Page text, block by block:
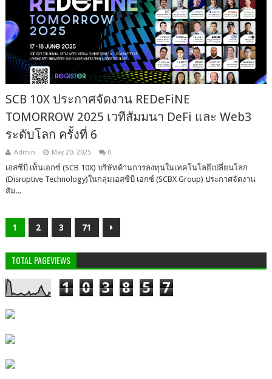
SCB 10X ประกาศจัดงาน REDeFiNE
TOMORROW 2025 เวทีสัมมนา DeFi และ Web3
ระดับโลก ครั้งที่ 6
Admin May 20, 2025 0
เอสซีบี เท็นเอกซ์ (SCB 10X) บริษัทด้านการลงทุนในเทคโนโลยีเปลี่ยนโลก
(Disruptive Technology)ในกลุ่มเอสซีบี เอกซ์ (SCBX Group) ประกาศจัดงาน
สัม...
1 2 3 71
TOTAL PAGEVIEWS
1 0 3 8 5 7